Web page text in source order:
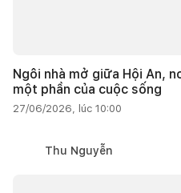
Ngôi nhà mở giữa Hội An,
một phần của cuộc sống
27/06/2026, lúc 10:00
Thu Nguyễn